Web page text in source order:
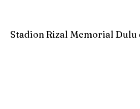
Stadion Rizal Memorial Dulu